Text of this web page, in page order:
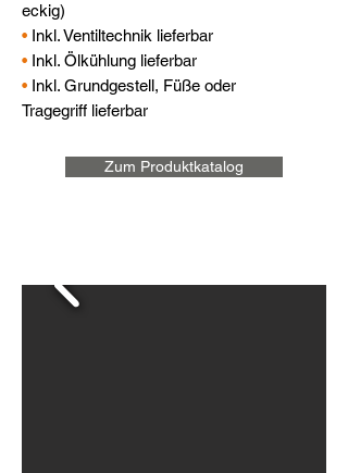
eckig)
• Inkl. Ventiltechnik lieferbar
• Inkl. Ölkühlung lieferbar
• Inkl. Grundgestell, Füße oder
Tragegriff lieferbar
Zum Produktkatalog